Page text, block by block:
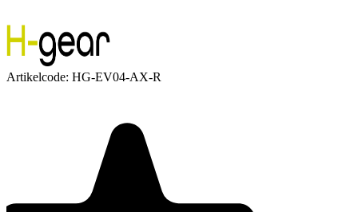
Artikelcode: HG-EV04-AX-R